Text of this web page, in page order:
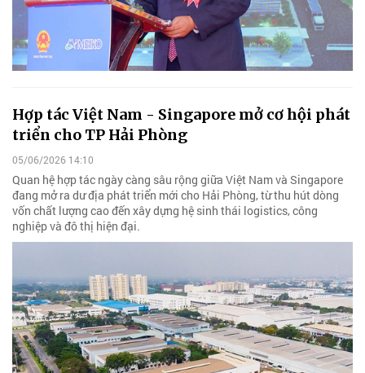
Hợp tác Việt Nam - Singapore mở cơ hội phát
triển cho TP Hải Phòng
05/06/2026 14:10
Quan hệ hợp tác ngày càng sâu rộng giữa Việt Nam và Singapore
đang mở ra dư địa phát triển mới cho Hải Phòng, từ thu hút dòng
vốn chất lượng cao đến xây dựng hệ sinh thái logistics, công
nghiệp và đô thị hiện đại.